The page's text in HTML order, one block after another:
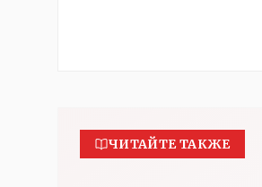
ЧИТАЙТЕ ТАКЖЕ